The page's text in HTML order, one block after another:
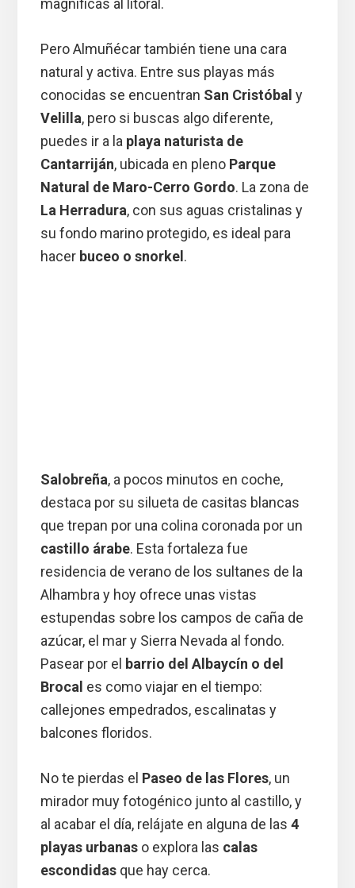
magníficas al litoral.
Pero Almuñécar también tiene una cara
natural y activa. Entre sus playas más
conocidas se encuentran San Cristóbal y
Velilla, pero si buscas algo diferente,
puedes ir a la playa naturista de
Cantarriján, ubicada en pleno Parque
Natural de Maro-Cerro Gordo. La zona de
La Herradura, con sus aguas cristalinas y
su fondo marino protegido, es ideal para
hacer buceo o snorkel .
Salobreña, a pocos minutos en coche,
destaca por su silueta de casitas blancas
que trepan por una colina coronada por un
castillo árabe. Esta fortaleza fue
residencia de verano de los sultanes de la
Alhambra y hoy ofrece unas vistas
estupendas sobre los campos de caña de
azúcar, el mar y Sierra Nevada al fondo.
Pasear por el barrio del Albaycín o del
Brocal es como viajar en el tiempo:
callejones empedrados, escalinatas y
balcones floridos.
No te pierdas el Paseo de las Flores, un
mirador muy fotogénico junto al castillo, y
al acabar el día, relájate en alguna de las 4
playas urbanaso explora las calas
escondidasque hay cerca.